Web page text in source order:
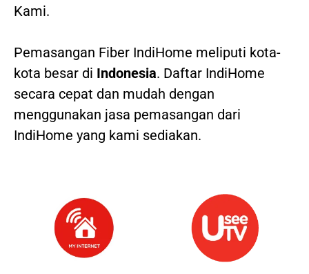
Kami.
Pemasangan Fiber IndiHome meliputi kota-
kota besar di Indonesia. Daftar IndiHome
secara cepat dan mudah dengan
menggunakan jasa pemasangan dari
IndiHome yang kami sediakan.